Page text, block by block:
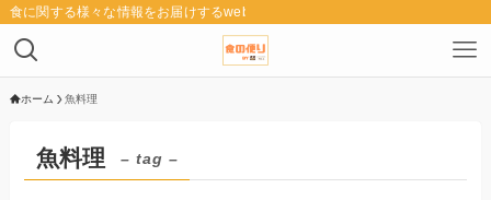
食に関する様々な情報をお届けするwebメディア「食の便り」
ホーム 魚料理
魚料理 – tag –